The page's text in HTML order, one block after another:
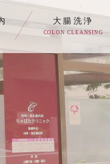
いて
悩みの方へ
大腸洗浄
COLON CLEANSING